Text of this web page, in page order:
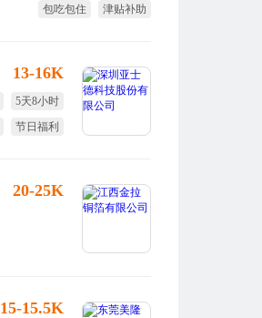
包吃包住
津贴补助
13-16K
5天8小时
节日福利
20-25K
15-15.5K